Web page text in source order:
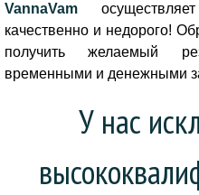
VannaVam
качественно и недорого!
получить желаемый
временными и денежными
У нас